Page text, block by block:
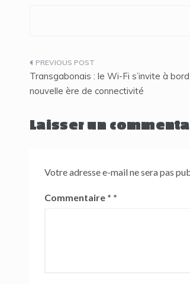
Navigation
de
Transgabonais : le Wi-Fi s’invite à
nouvelle ère de connectivité
Laisser un
Votre adresse e-mail ne sera pas
Commentaire *